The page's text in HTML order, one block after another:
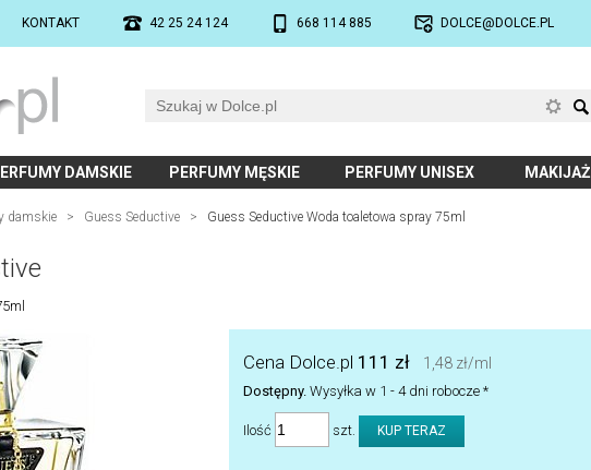
KONTAKT 42 25 24 124 668 114 885 DOLCE@DOLCE.PL
DAMSKIE PERFUMY MĘSKIE PERFUMY UNISEX MAKIJAŻ
damskie > Guess Seductive > Guess Seductive Woda toaletowa spray 75ml
Cena Dolce.pl 111 zł 1,48 zł/ml
Dostępny. Wysyłka w 1 - 4 dni robocze *
Ilość szt.